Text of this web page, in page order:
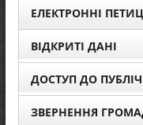
ЕЛЕКТРОННІ
ВІДКРИТІ ДАНІ
ДОСТУП ДО
ЗВЕРНЕННЯ